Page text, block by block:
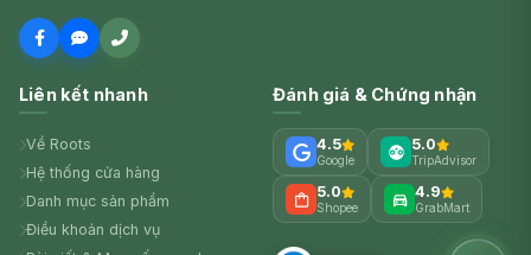
Liên kết nhanh
Về Roots
Hệ thống cửa hàng
Danh mục sản phẩm
Điều khoản dịch vụ
Đánh giá & Chứng nhận
4.5
Google
5.0
TripAdvisor
5.0
Shopee
4.9
GrabMart